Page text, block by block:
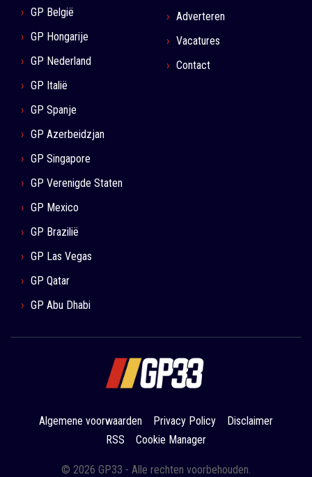
GP België
GP Hongarije
GP Nederland
GP Italië
GP Spanje
GP Azerbeidzjan
GP Singapore
GP Verenigde Staten
GP Mexico
GP Brazilië
GP Las Vegas
GP Qatar
GP Abu Dhabi
Adverteren
Vacatures
Contact
Algemene voorwaarden Privacy Policy
Disclaimer
RSS
Cookie Manager
© 2026 GP33 - Alle rechten voorbehouden.